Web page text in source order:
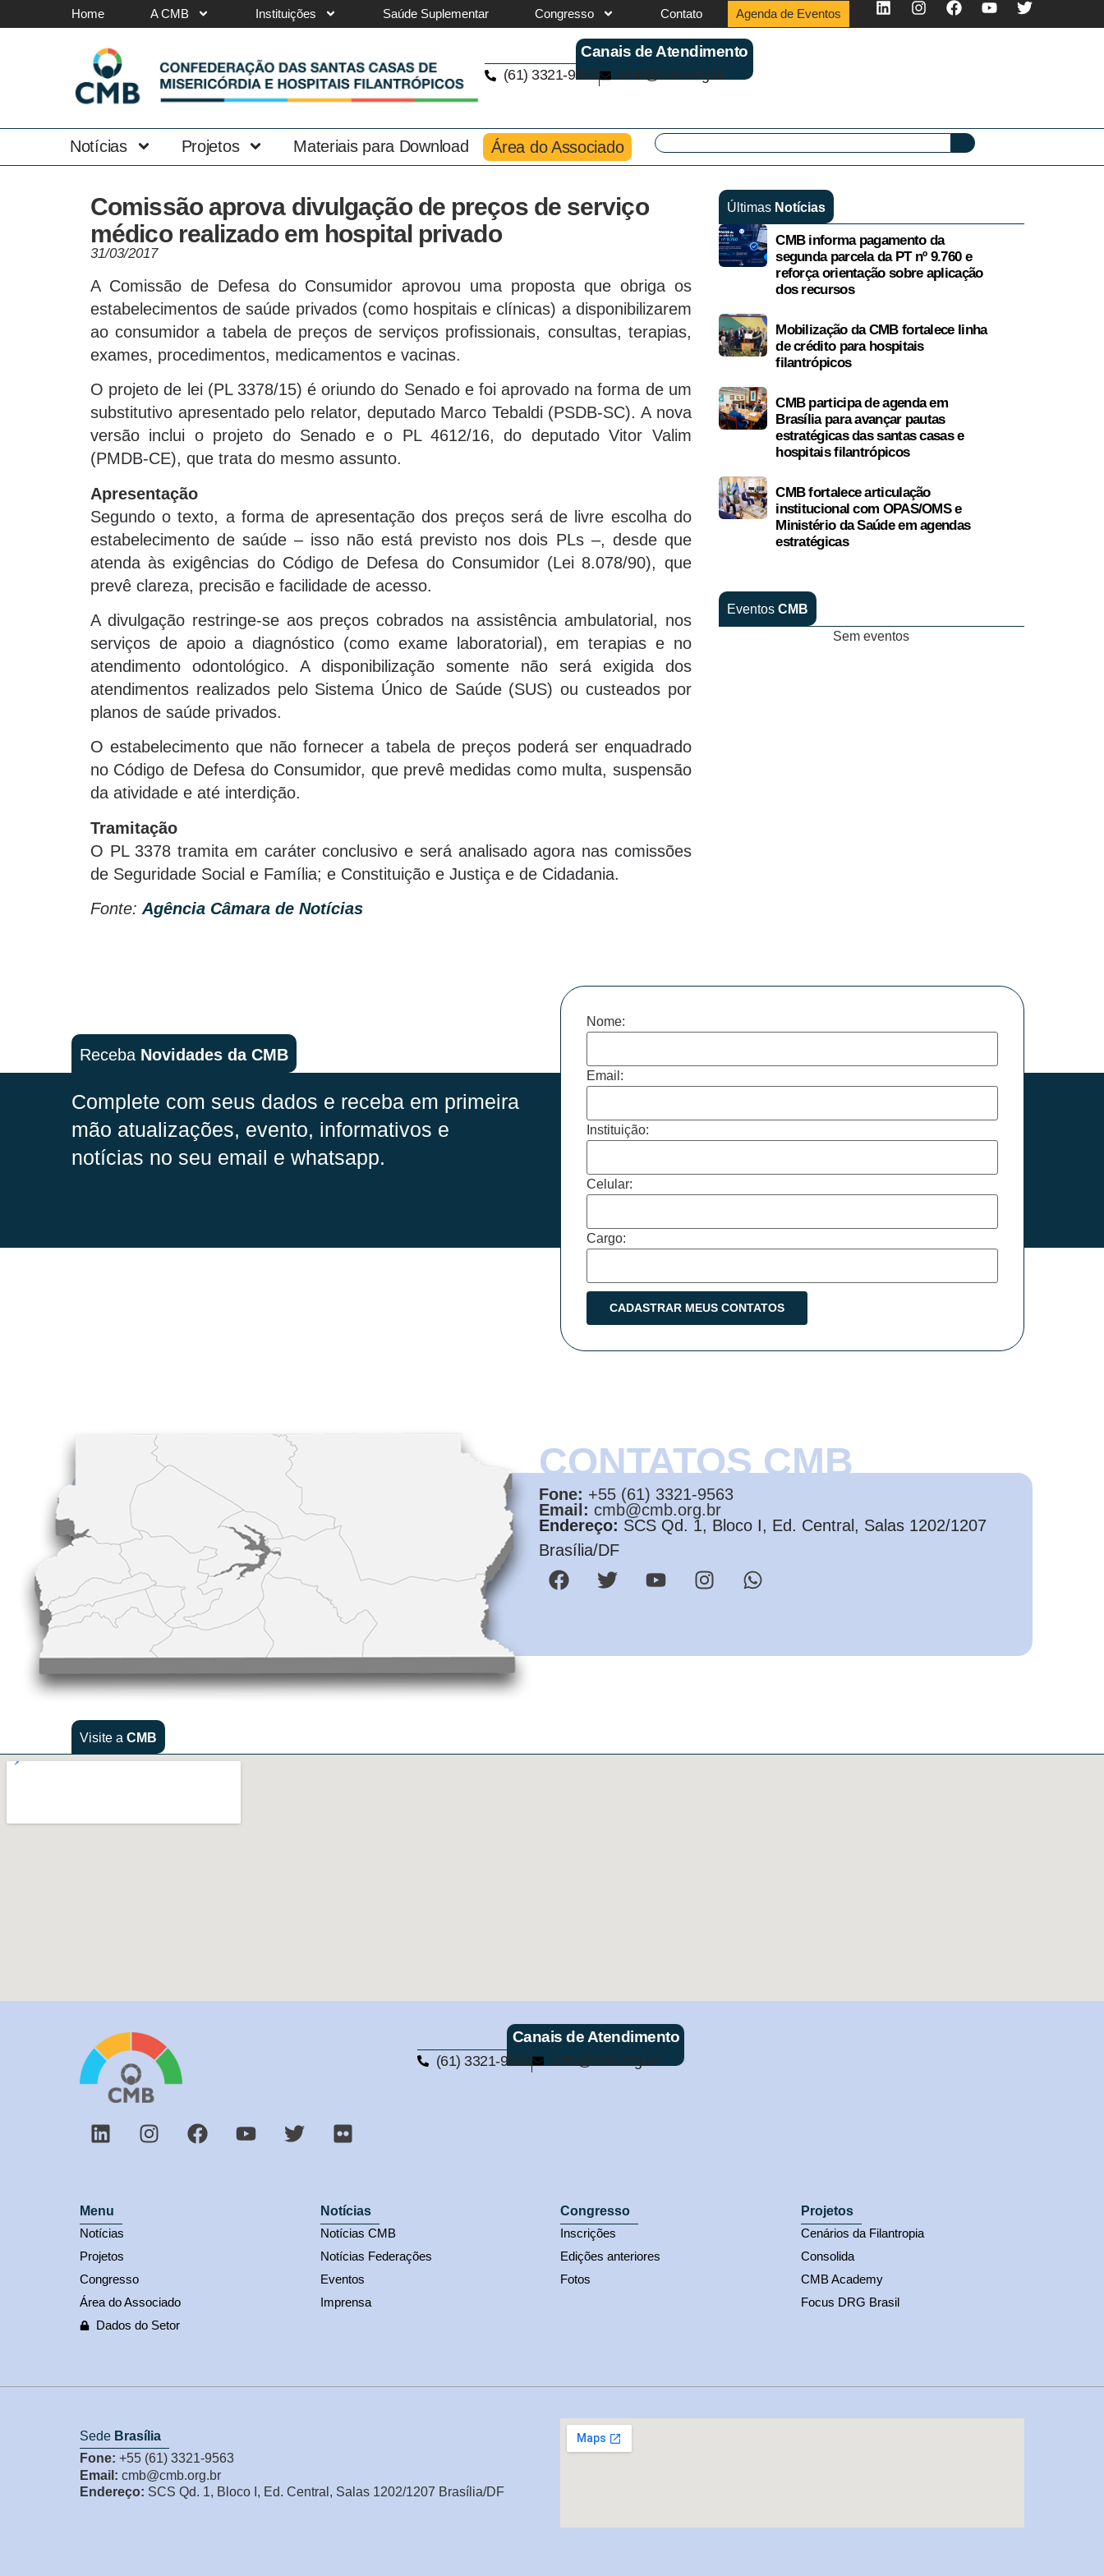
Home A CMB Instituições Saúde Suplementar Congresso Contato Agenda de Eventos
Canais de Atendimento
(61) 3321-9563 cmb@cmb.org.br
Notícias Projetos Materiais para Download Área do Associado
Comissão aprova divulgação de preços de serviço
médico realizado em hospital privado
31/03/2017
A Comissão de Defesa do Consumidor aprovou uma proposta que obriga os
estabelecimentos de saúde privados (como hospitais e clínicas) a disponibilizarem
ao consumidor a tabela de preços de serviços profissionais, consultas, terapias,
exames, procedimentos, medicamentos e vacinas.
O projeto de lei (PL 3378/15) é oriundo do Senado e foi aprovado na forma de um
substitutivo apresentado pelo relator, deputado Marco Tebaldi (PSDB-SC). A nova
versão inclui o projeto do Senado e o PL 4612/16, do deputado Vitor Valim
(PMDB-CE), que trata do mesmo assunto.
Apresentação
Segundo o texto, a forma de apresentação dos preços será de livre escolha do
estabelecimento de saúde – isso não está previsto nos dois PLs –, desde que
atenda às exigências do Código de Defesa do Consumidor (Lei 8.078/90), que
prevê clareza, precisão e facilidade de acesso.
A divulgação restringe-se aos preços cobrados na assistência ambulatorial, nos
serviços de apoio a diagnóstico (como exame laboratorial), em terapias e no
atendimento odontológico. A disponibilização somente não será exigida dos
atendimentos realizados pelo Sistema Único de Saúde (SUS) ou custeados por
planos de saúde privados.
O estabelecimento que não fornecer a tabela de preços poderá ser enquadrado
no Código de Defesa do Consumidor, que prevê medidas como multa, suspensão
da atividade e até interdição.
Tramitação
O PL 3378 tramita em caráter conclusivo e será analisado agora nas comissões
de Seguridade Social e Família; e Constituição e Justiça e de Cidadania.
Fonte: Agência Câmara de Notícias
Últimas Notícias
CMB informa pagamento da
segunda parcela da PT nº 9.760 e
reforça orientação sobre aplicação
dos recursos
Mobilização da CMB fortalece linha
de crédito para hospitais
filantrópicos
CMB participa de agenda em
Brasília para avançar pautas
estratégicas das santas casas e
hospitais filantrópicos
CMB fortalece articulação
institucional com OPAS/OMS e
Ministério da Saúde em agendas
estratégicas
Eventos CMB
Sem eventos
Receba Novidades da CMB
Complete com seus dados e receba em primeira
mão atualizações, evento, informativos e
notícias no seu email e whatsapp.
Nome:
Email:
Instituição:
Celular:
Cargo:
CONTATOS CMB
Fone: +55 (61) 3321-9563
Email: cmb@cmb.org.br
Endereço: SCS Qd. 1, Bloco I, Ed. Central, Salas 1202/1207
Brasília/DF
Visite a CMB
Canais de Atendimento
(61) 3321-9563 cmb@cmb.org.br
Menu
Notícias
Projetos
Congresso
Área do Associado
Dados do Setor
Notícias
Notícias CMB
Notícias Federações
Eventos
Imprensa
Congresso
Inscrições
Edições anteriores
Fotos
Projetos
Cenários da Filantropia
Consolida
CMB Academy
Focus DRG Brasil
Sede Brasília
Fone: +55 (61) 3321-9563
Email: cmb@cmb.org.br
Endereço: SCS Qd. 1, Bloco I, Ed. Central, Salas 1202/1207 Brasília/DF